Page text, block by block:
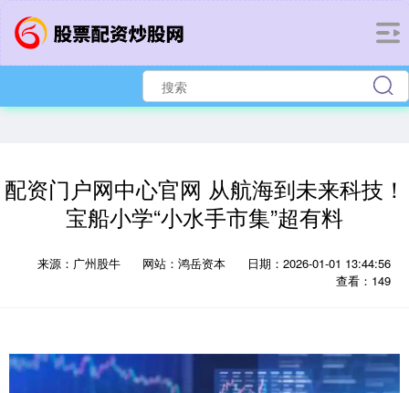
配资门户网中心官网 从航海到未来科技！
宝船小学“小水手市集”超有料
来源：广州股牛 网站：鸿岳资本
日期：2026-01-01 13:44:56
查看：149